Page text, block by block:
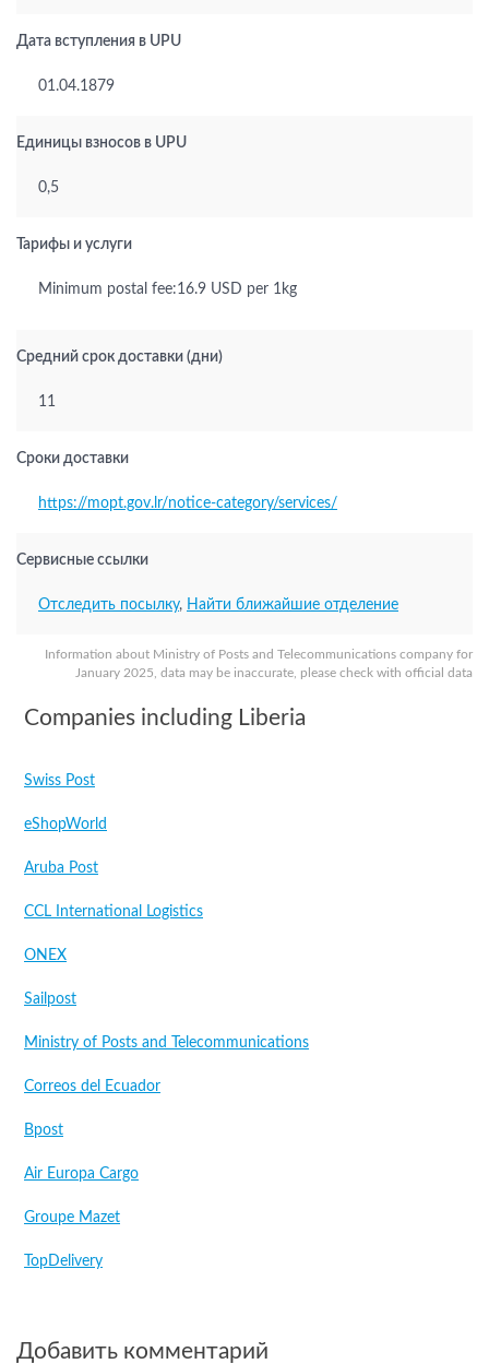
Information about Ministry of Posts and Telecommunications company for
January 2025, data may be inaccurate, please check with official data
Дата вступления в UPU
01.04.1879
Единицы взносов в UPU
0,5
Тарифы и услуги
Minimum postal fee:16.9 USD per 1kg
Средний срок доставки (дни)
11
Сроки доставки
https://mopt.gov.lr/notice-category/services/
Сервисные ссылки
Отследить посылку, Найти ближайшие отделение
Companies including Liberia
Swiss Post
eShopWorld
Aruba Post
CCL International Logistics
ONEX
Sailpost
Ministry of Posts and Telecommunications
Correos del Ecuador
Bpost
Air Europa Cargo
Groupe Mazet
TopDelivery
Добавить комментарий